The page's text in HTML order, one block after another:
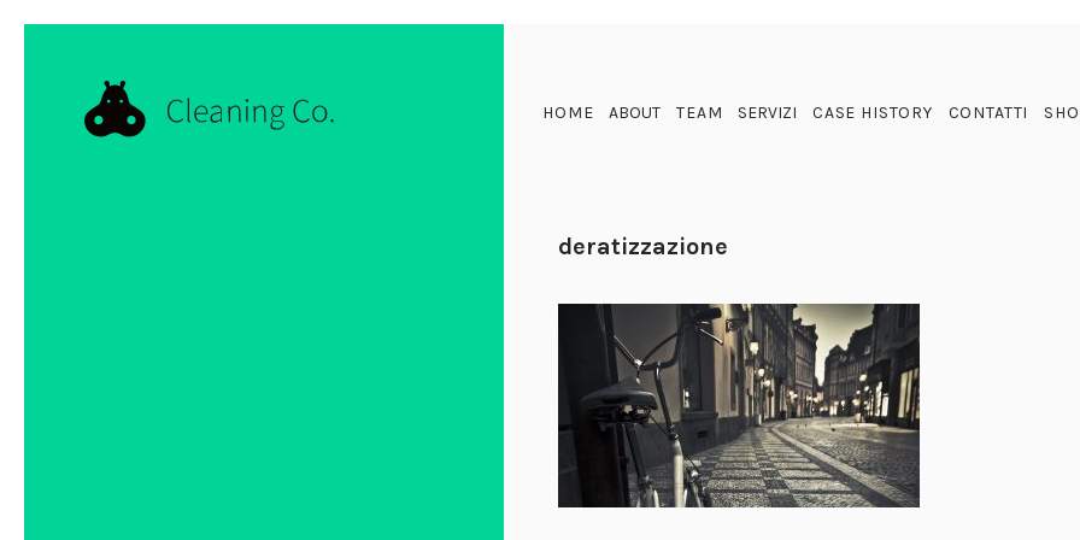
deratizzazione
HOME ABOUT TEAM SERVIZI CASE HISTORY CONTATTI